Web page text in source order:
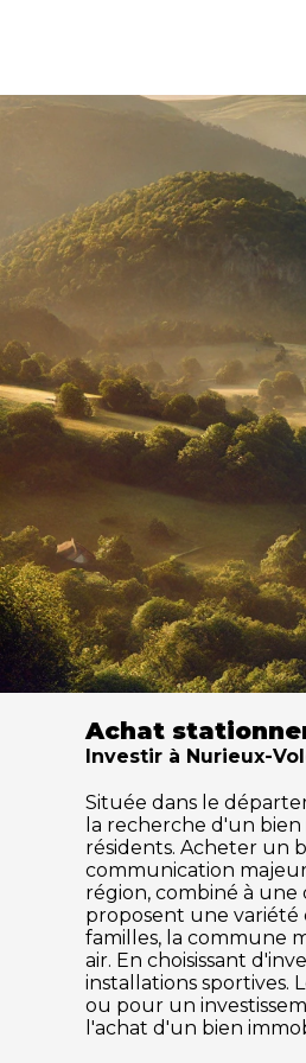
Achat
Investir à Nurieux-
Située dans le
la recherche d'un
résidents. Acheter un
communication
région, combiné à
proposent une variété
familles, la commune
air. En choisissant
installations
ou pour un
l'achat d'un bien